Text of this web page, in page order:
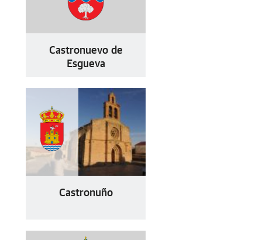
Castronuevo de
Esgueva
Castronuño